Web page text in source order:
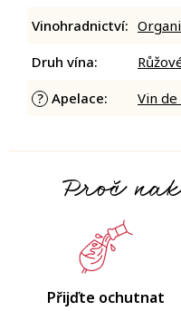
Proč
Přijďte ochutnat
Vinohradnictví:
Druh vína:
? Apelace: Vin de